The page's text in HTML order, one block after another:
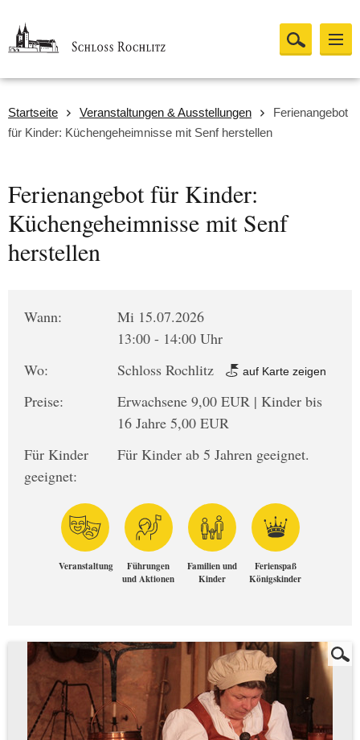
Startseite Veranstaltungen & Ausstellungen
Ferienangebot
für Kinder: Küchengeheimnisse mit Senf herstellen
Ferienangebot für Kinder:
Küchengeheimnisse mit Senf
herstellen
Wann:
Mi 15.07.2026
13:00 - 14:00 Uhr
Wo:
Schloss Rochlitz auf Karte zeigen
Preise:
Erwachsene 9,00 EUR | Kinder bis
16 Jahre 5,00 EUR
Für Kinder
geeignet:
Für Kinder ab 5 Jahren geeignet.
Veranstaltung
Führungen
und Aktionen
Familien und
Kinder
Ferienspaß
Königskinder